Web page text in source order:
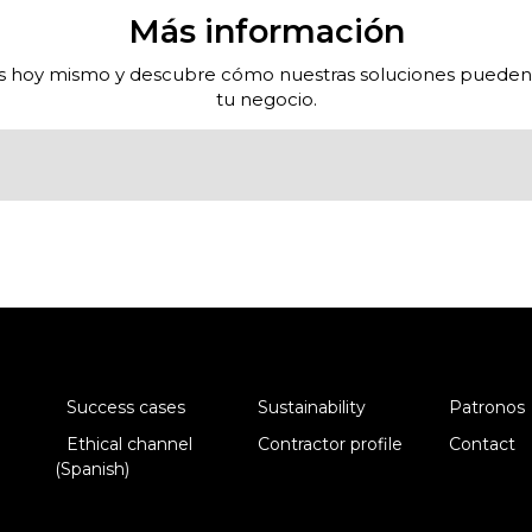
Más información
hoy mismo y descubre cómo nuestras soluciones
tu negocio.
Success cases Sustainability
Patronos
Ethical channel
(Spanish)
Contractor profile Contact